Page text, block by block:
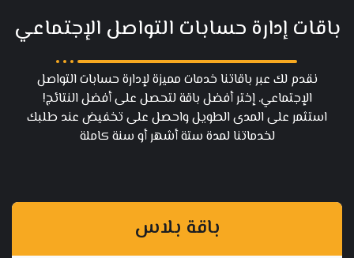
باقات إدارة حسابات التواصل الإجتماعي
نقدم لك عبر باقاتنا خدمات مميزة لإدارة حسابات التواصل
الإجتماعي. إختر أفضل باقة لتحصل على أفضل النتائج!
استثمر على المدى الطويل واحصل على تخفيض عند طلبك
لخدماتنا لمدة ستة أشهر أو سنة كاملة
باقة بلاس